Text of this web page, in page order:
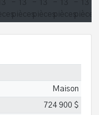
Maison
724 900 $